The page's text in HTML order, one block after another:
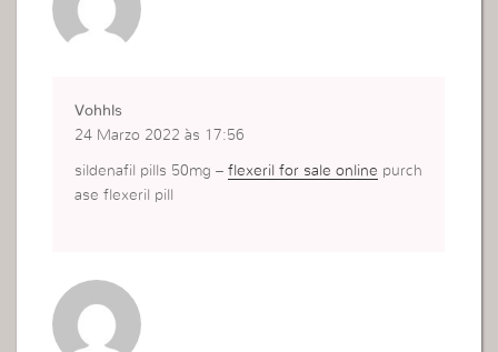
Vohhls
24 Marzo 2022 às 17:56
sildenafil pills 50mg –flexeril for sale online purch
ase flexeril pill